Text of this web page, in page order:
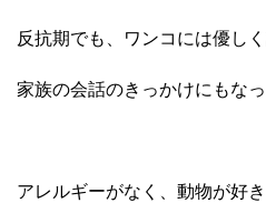
反抗期でも、ワンコには優し
家族の会話のきっかけにもな
アレルギーがなく、動物が好